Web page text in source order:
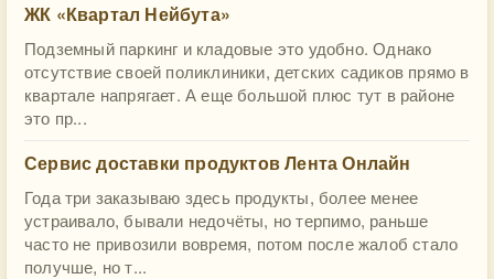
ЖК «Квартал Нейбута»
Подземный паркинг и кладовые это удобно. Однако
отсутствие своей поликлиники, детских садиков прямо в
квартале напрягает. А еще большой плюс тут в районе
это пр...
Сервис доставки продуктов Лента Онлайн
Года три заказываю здесь продукты, более менее
устраивало, бывали недочёты, но терпимо, раньше
часто не привозили вовремя, потом после жалоб стало
получше, но т...